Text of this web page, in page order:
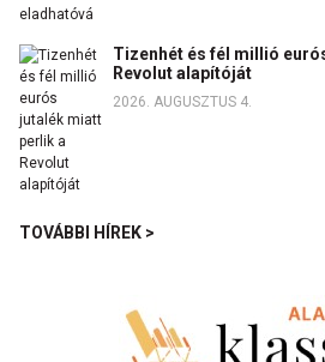
Tizenhét és fél millió
Revolut alapítóját
2026. AUGUSZTUS 4.
TOVÁBBI HÍREK >